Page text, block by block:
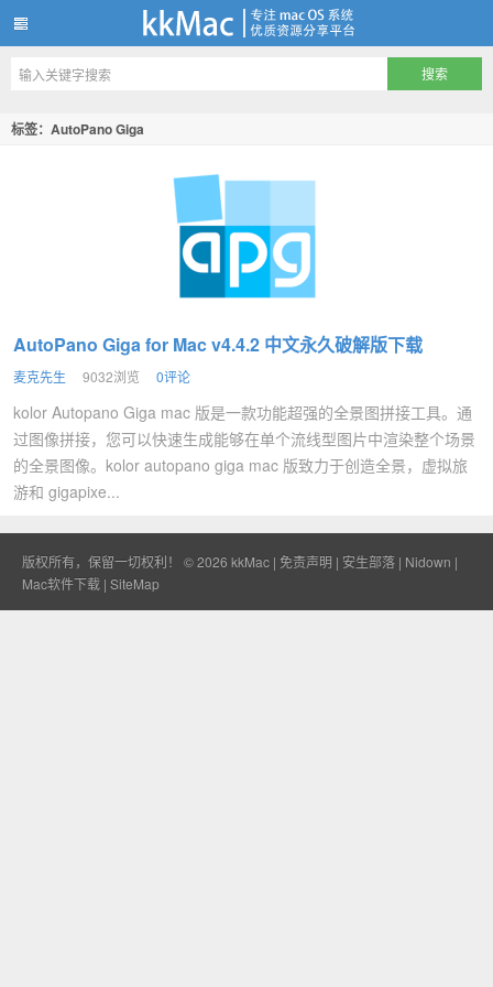
kkMac
标签：AutoPano Giga
AutoPano Giga for Mac v4.4.2 中文永久破解版下载
麦克先生 9032浏览 0评论
kolor Autopano Giga mac 版是一款功能超强的全景图拼接工具。通
过图像拼接，您可以快速生成能够在单个流线型图片中渲染整个场景
的全景图像。kolor autopano giga mac 版致力于创造全景，虚拟旅
游和 gigapixe...
版权所有，保留一切权利！ © 2026 kkMac | 免责声明 | 安生部落 | Nidown |
Mac软件下载 | SiteMap